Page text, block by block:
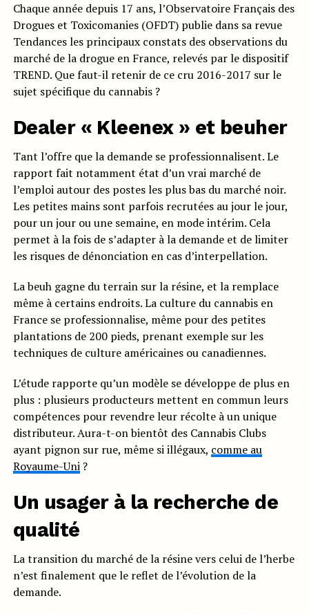
Chaque année depuis 17 ans, l’Observatoire Français des
Drogues et Toxicomanies (OFDT) publie dans sa revue
Tendances les principaux constats des observations du
marché de la drogue en France, relevés par le dispositif
TREND. Que faut-il retenir de ce cru 2016-2017 sur le
sujet spécifique du cannabis ?
Dealer « Kleenex » et beuher
Tant l’offre que la demande se professionnalisent. Le
rapport fait notamment état d’un vrai marché de
l’emploi autour des postes les plus bas du marché noir.
Les petites mains sont parfois recrutées au jour le jour,
pour un jour ou une semaine, en mode intérim. Cela
permet à la fois de s’adapter à la demande et de limiter
les risques de dénonciation en cas d’interpellation.
La beuh gagne du terrain sur la résine, et la remplace
même à certains endroits. La culture du cannabis en
France se professionnalise, même pour des petites
plantations de 200 pieds, prenant exemple sur les
techniques de culture américaines ou canadiennes.
L’étude rapporte qu’un modèle se développe de plus en
plus : plusieurs producteurs mettent en commun leurs
compétences pour revendre leur récolte à un unique
distributeur. Aura-t-on bientôt des Cannabis Clubs
ayant pignon sur rue, même si illégaux, comme au
Royaume-Uni?
Un usager à la recherche de
qualité
La transition du marché de la résine vers celui de l’herbe
n’est finalement que le reflet de l’évolution de la
demande.